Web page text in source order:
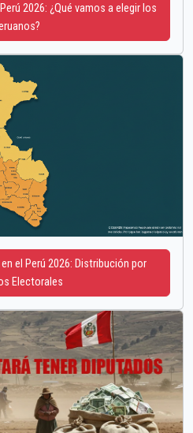
2026: ¿Qué vamos a elegir los
el Perú 2026: Distribución por
Electorales